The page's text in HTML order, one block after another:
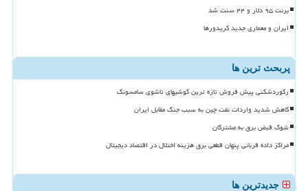
برنت ۹۵ دلار و ۴۴ سنت شد
ایران و معماری جدید کریدورها
پربحث ترین ها
رکوردشکنی پیش فروش تازه ترین گوشیهای تاشوی سامسونگ
کاهش شدید واردات نفت چین به سبب جنگ مقابل ایران
شوک قبض برق به مشترکان
مراکز داده قربانی پنهان قطعی برق هزینه اختلال در اقتصاد دیجیتال
جدیدترین ها